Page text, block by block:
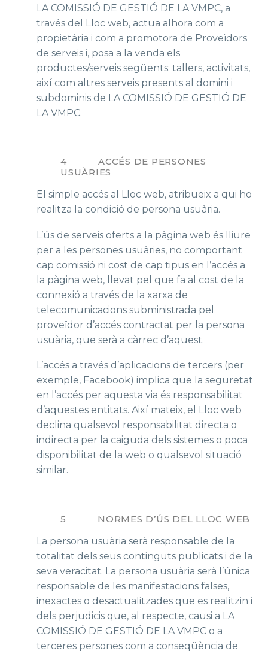
LA COMISSIÓ DE GESTIÓ DE LA VMPC, a
través del Lloc web, actua alhora com a
propietària i com a promotora de Proveïdors
de serveis i, posa a la venda els
productes/serveis següents: tallers, activitats,
així com altres serveis presents al domini i
subdominis de LA COMISSIÓ DE GESTIÓ DE
LA VMPC.
4 ACCÉS DE PERSONES
USUÀRIES
El simple accés al Lloc web, atribueix a qui ho
realitza la condició de persona usuària.
L’ús de serveis oferts a la pàgina web és lliure
per a les persones usuàries, no comportant
cap comissió ni cost de cap tipus en l’accés a
la pàgina web, llevat pel que fa al cost de la
connexió a través de la xarxa de
telecomunicacions subministrada pel
proveïdor d’accés contractat per la persona
usuària, que serà a càrrec d’aquest.
L’accés a través d’aplicacions de tercers (per
exemple, Facebook) implica que la seguretat
en l’accés per aquesta via és responsabilitat
d’aquestes entitats. Així mateix, el Lloc web
declina qualsevol responsabilitat directa o
indirecta per la caiguda dels sistemes o poca
disponibilitat de la web o qualsevol situació
similar.
5 NORMES D’ÚS DEL LLOC WEB
La persona usuària serà responsable de la
totalitat dels seus continguts publicats i de la
seva veracitat. La persona usuària serà l’única
responsable de les manifestacions falses,
inexactes o desactualitzades que es realitzin i
dels perjudicis que, al respecte, causi a LA
COMISSIÓ DE GESTIÓ DE LA VMPC o a
terceres persones com a conseqüència de